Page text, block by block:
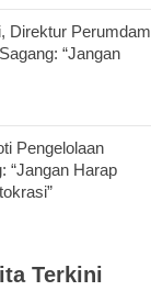
Direktur Perumdam
“Jangan
Pengelolaan
“Jangan Harap
Terkini